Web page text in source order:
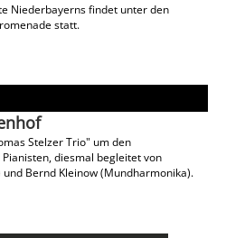
Niederbayerns findet unter den
statt.
Stelzer Trio" um den
diesmal begleitet von
Bernd Kleinow (Mundharmonika).